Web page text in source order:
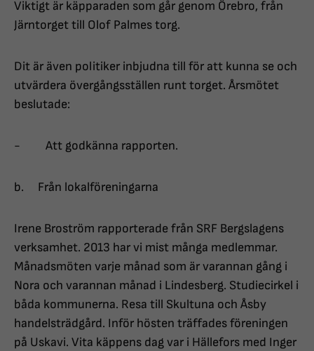
Viktigt är käpparaden som går genom Örebro, från
Järntorget till Olof Palmes torg.
Dit är även politiker inbjudna till för att kunna se och
utvärdera övergångsställen runt torget. Årsmötet
beslutade:
- Att godkänna rapporten.
b. Från lokalföreningarna
Irene Broström rapporterade från SRF Bergslagens
verksamhet. 2013 har vi mist många medlemmar.
Månadsmöten varje månad som är varannan gång i
Nora och varannan månad i Lindesberg. Studiecirkel i
båda kommunerna. Resa till Skultuna och Åsby
handelsträdgård. Inför hösten träffades föreningen
på Uskavi. Vita käppens dag var i Hällefors med Inger